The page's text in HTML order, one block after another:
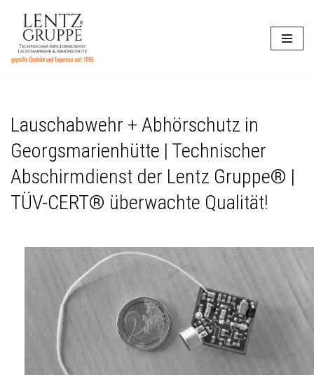
Zum
Inhalt
Lauschabwehr + Abhörschutz in
Georgsmarienhütte | Technischer
Abschirmdienst der Lentz Gruppe® |
TÜV-CERT® überwachte Qualität!